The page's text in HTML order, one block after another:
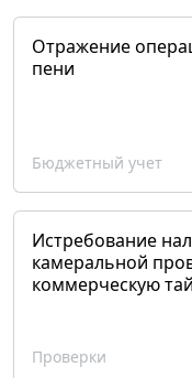
Отражение
пени
Бюджетный учет
Истребование
камеральной
коммерческую
Проверки